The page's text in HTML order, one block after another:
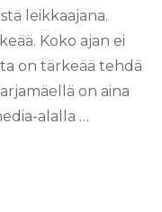
leikkaajana.
Koko ajan ei
on tärkeää tehdä
on aina
alalla …